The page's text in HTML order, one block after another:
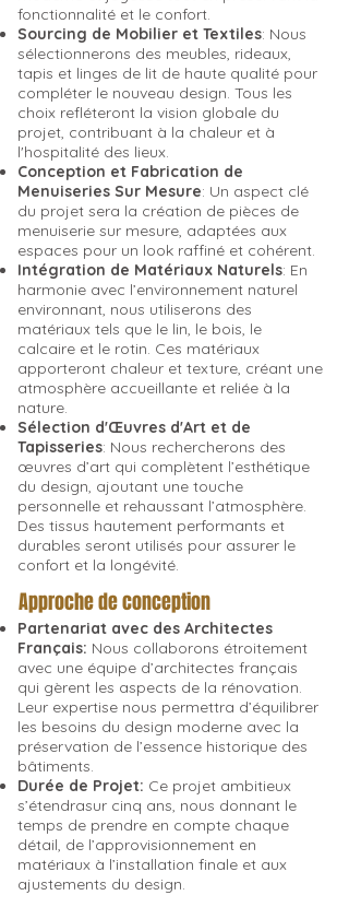
fonctionnalité et le confort.
Sourcing de Mobilier et Textiles: Nous
sélectionnerons des meubles, rideaux,
tapis et linges de lit de haute qualité pour
compléter le nouveau design. Tous les
choix refléteront la vision globale du
projet, contribuant à la chaleur et à
l'hospitalité des lieux.
Conception et Fabrication de
Menuiseries Sur Mesure: Un aspect clé
du projet sera la création de pièces de
menuiserie sur mesure, adaptées aux
espaces pour un look raffiné et cohérent.
Intégration de Matériaux Naturels: En
harmonie avec l’environnement naturel
environnant, nous utiliserons des
matériaux tels que le lin, le bois, le
calcaire et le rotin. Ces matériaux
apporteront chaleur et texture, créant une
atmosphère accueillante et reliée à la
nature.
Sélection d'Œuvres d'Art et de
Tapisseries: Nous rechercherons des
œuvres d’art qui complètent l’esthétique
du design, ajoutant une touche
personnelle et rehaussant l’atmosphère.
Des tissus hautement performants et
durables seront utilisés pour assurer le
confort et la longévité.
Approche de conception
Partenariat avec des Architectes
Français: Nous collaborons étroitement
avec une équipe d’architectes français
qui gèrent les aspects de la rénovation.
Leur expertise nous permettra d’équilibrer
les besoins du design moderne avec la
préservation de l’essence historique des
bâtiments.
Durée de Projet: Ce projet ambitieux
s’étendrasur cinq ans, nous donnant le
temps de prendre en compte chaque
détail, de l’approvisionnement en
matériaux à l’installation finale et aux
ajustements du design.